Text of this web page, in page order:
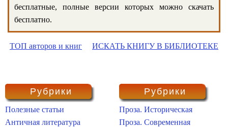
бесплатные, полные версии которых можно скачать
бесплатно.
ТОП авторов и книг ИСКАТЬ КНИГУ В БИБЛИОТЕКЕ
Рубрики
Полезные статьи
Античная литература
Рубрики
Проза. Историческая
Проза. Современная